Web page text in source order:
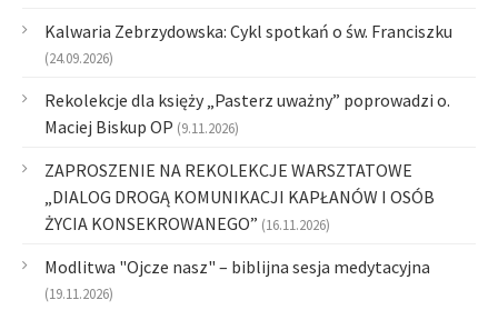
Kalwaria Zebrzydowska: Cykl spotkań o św. Franciszku
(24.09.2026)
Rekolekcje dla księży „Pasterz uważny” poprowadzi o.
Maciej Biskup OP (9.11.2026)
ZAPROSZENIE NA REKOLEKCJE WARSZTATOWE
„DIALOG DROGĄ KOMUNIKACJI KAPŁANÓW I OSÓB
ŻYCIA KONSEKROWANEGO” (16.11.2026)
Modlitwa "Ojcze nasz" – biblijna sesja medytacyjna
(19.11.2026)